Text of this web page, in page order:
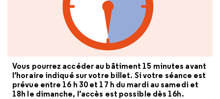
Vous pourrez accéder au bâtiment 15 minutes avant
l’horaire indiqué sur votre billet. Si votre séance est
prévue entre 16 h 30 et 17 h du mardi au samedi et
18h le dimanche, l’accès est possible dès 16h.